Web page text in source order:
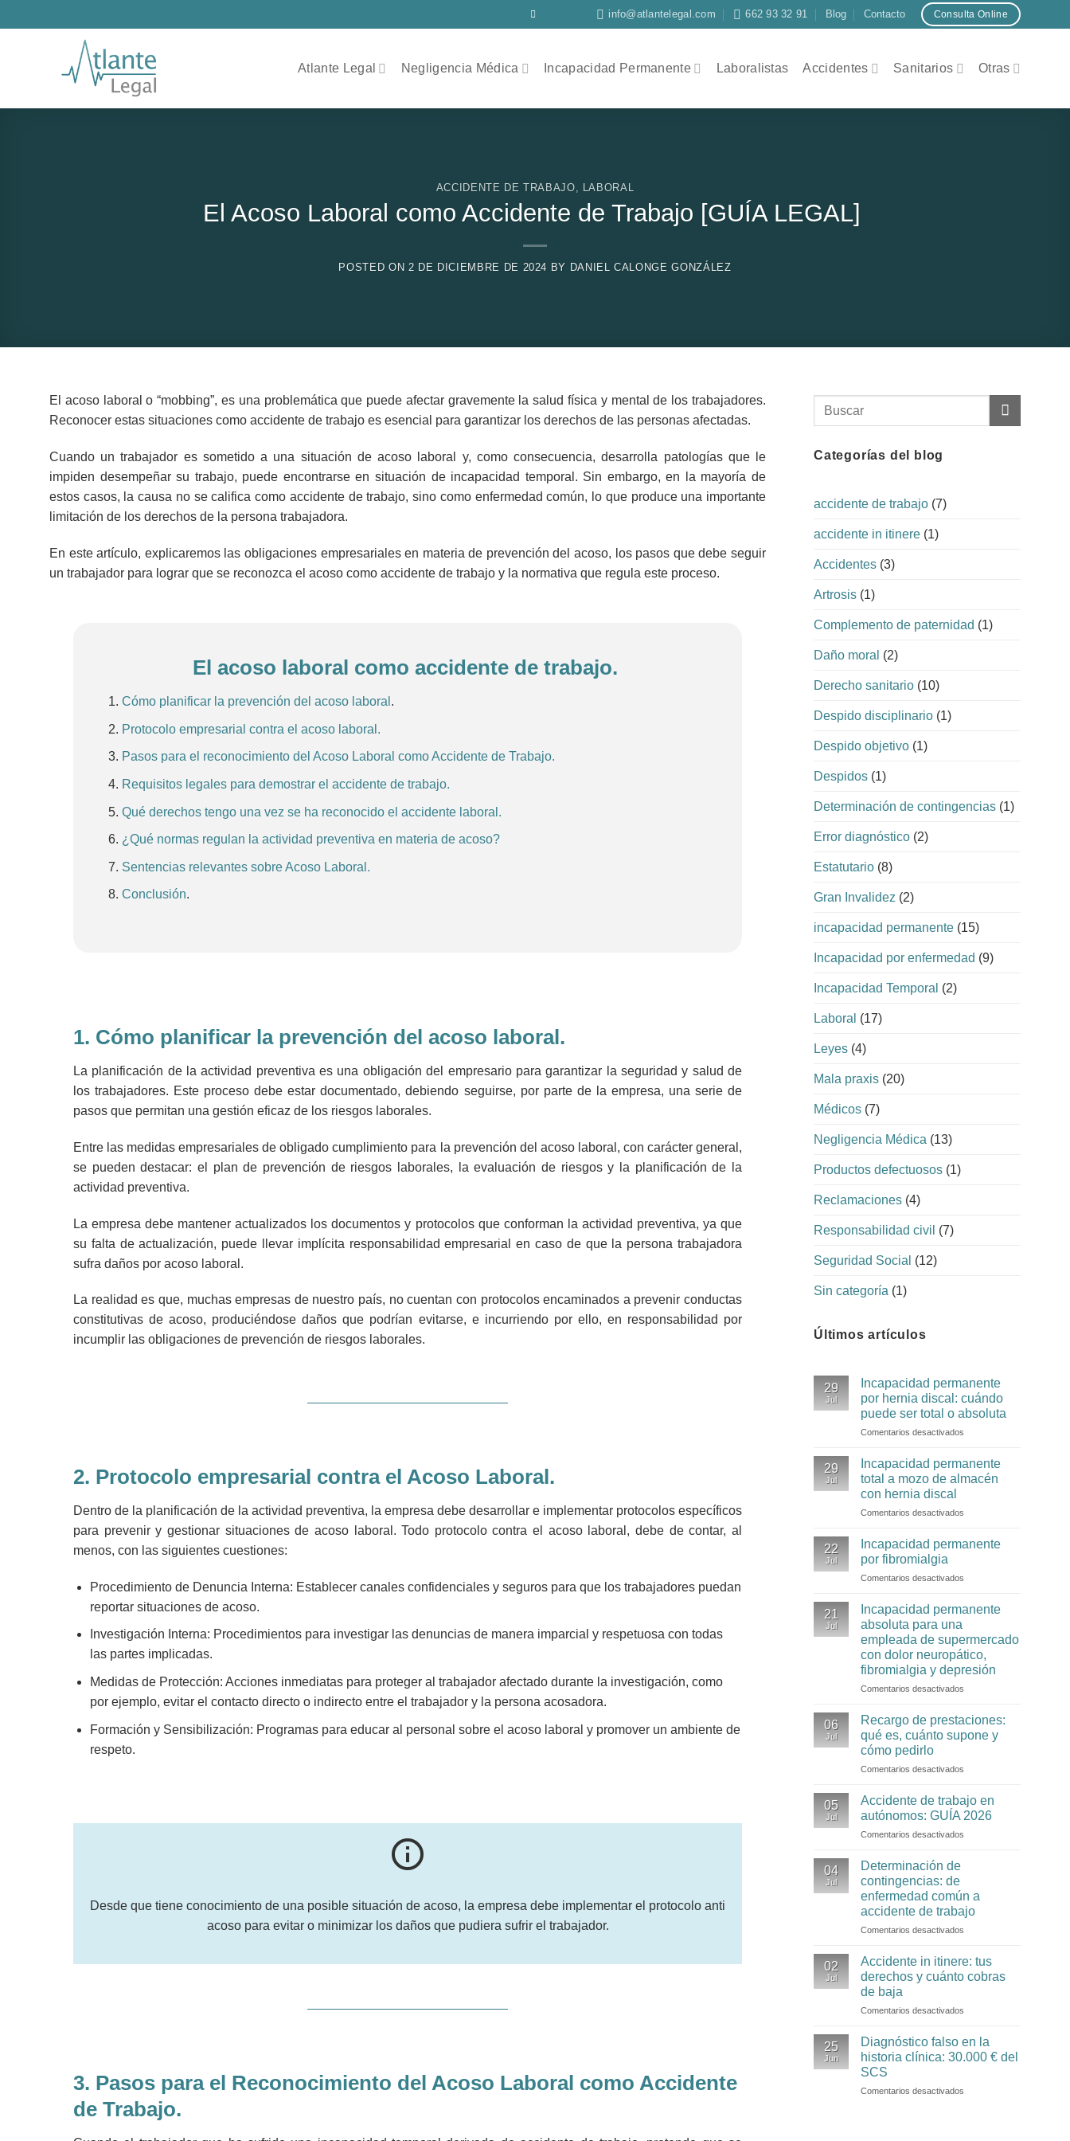
al
info@atlantelegal.com 662 93 32 91 Blog Contacto Consulta Online
Atlante Legal Negligencia Médica Incapacidad Permanente Laboralistas Accidentes Sanitarios Otras
ACCIDENTE DE TRABAJO LABORAL
El Acoso Laboral como Accidente de Trabajo [GUÍA LEGAL]
POSTED ON 2 DE DICIEMBRE DE 2024 BY DANIEL CALONGE GONZÁLEZ
El acoso laboral o “mobbing”, es una problemática que puede afectar gravemente la salud física y mental de los trabajadores.
Reconocer estas situaciones como accidente de trabajo es esencial para garantizar los derechos de las personas afectadas.
Cuando un trabajador es sometido a una situación de acoso laboral y, como consecuencia, desarrolla patologías que le
impiden desempeñar su trabajo, puede encontrarse en situación de incapacidad temporal. Sin embargo, en la mayoría de
estos casos, la causa no se califica como accidente de trabajo, sino como enfermedad común, lo que produce una importante
limitación de los derechos de la persona trabajadora.
En este artículo, explicaremos las obligaciones empresariales en materia de prevención del acoso, los pasos que debe seguir
un trabajador para lograr que se reconozca el acoso como accidente de trabajo y la normativa que regula este proceso.
El acoso laboral como accidente de trabajo.
Cómo planificar la prevención del acoso laboral .
Protocolo empresarial contra el acoso laboral.
Pasos para el reconocimiento del Acoso Laboral como Accidente de Trabajo.
Requisitos legales para demostrar el accidente de trabajo.
Qué derechos tengo una vez se ha reconocido el accidente laboral.
¿Qué normas regulan la actividad preventiva en materia de acoso?
Sentencias relevantes sobre Acoso Laboral.
Conclusión.
1. Cómo planificar la prevención del acoso laboral.
La planificación de la actividad preventiva es una obligación del empresario para garantizar la seguridad y salud de
los trabajadores. Este proceso debe estar documentado, debiendo seguirse, por parte de la empresa, una serie de
pasos que permitan una gestión eficaz de los riesgos laborales.
Entre las medidas empresariales de obligado cumplimiento para la prevención del acoso laboral, con carácter general,
se pueden destacar: el plan de prevención de riesgos laborales, la evaluación de riesgos y la planificación de la
actividad preventiva.
La empresa debe mantener actualizados los documentos y protocolos que conforman la actividad preventiva, ya que
su falta de actualización, puede llevar implícita responsabilidad empresarial en caso de que la persona trabajadora
sufra daños por acoso laboral.
La realidad es que, muchas empresas de nuestro país, no cuentan con protocolos encaminados a prevenir conductas
constitutivas de acoso, produciéndose daños que podrían evitarse, e incurriendo por ello, en responsabilidad por
incumplir las obligaciones de prevención de riesgos laborales.
2. Protocolo empresarial contra el Acoso Laboral.
Dentro de la planificación de la actividad preventiva, la empresa debe desarrollar e implementar protocolos específicos
para prevenir y gestionar situaciones de acoso laboral. Todo protocolo contra el acoso laboral, debe de contar, al
menos, con las siguientes cuestiones:
Procedimiento de Denuncia Interna: Establecer canales confidenciales y seguros para que los trabajadores puedan
reportar situaciones de acoso.
Investigación Interna: Procedimientos para investigar las denuncias de manera imparcial y respetuosa con todas
las partes implicadas.
Medidas de Protección: Acciones inmediatas para proteger al trabajador afectado durante la investigación, como
por ejemplo, evitar el contacto directo o indirecto entre el trabajador y la persona acosadora.
Formación y Sensibilización: Programas para educar al personal sobre el acoso laboral y promover un ambiente de
respeto.
info_outline
Desde que tiene conocimiento de una posible situación de acoso, la empresa debe implementar el protocolo anti
acoso para evitar o minimizar los daños que pudiera sufrir el trabajador.
3. Pasos para el Reconocimiento del Acoso Laboral como Accidente
de Trabajo.
Categorías del blog
accidente de trabajo (7)
accidente in itinere (1)
Accidentes (3)
Artrosis (1)
Complemento de paternidad (1)
Daño moral (2)
Derecho sanitario (10)
Despido disciplinario (1)
Despido objetivo (1)
Despidos (1)
Determinación de contingencias (1)
Error diagnóstico (2)
Estatutario (8)
Gran Invalidez (2)
incapacidad permanente (15)
Incapacidad por enfermedad (9)
Incapacidad Temporal (2)
Laboral (17)
Leyes (4)
Mala praxis (20)
Médicos (7)
Negligencia Médica (13)
Productos defectuosos (1)
Reclamaciones (4)
Responsabilidad civil (7)
Seguridad Social (12)
Sin categoría (1)
Últimos artículos
29
Jul
Incapacidad permanente
por hernia discal: cuándo
puede ser total o absoluta
Comentarios desactivados
permanente
hernia
ser
29
Jul
Incapacidad permanente
total a mozo de almacén
con hernia discal
Comentarios desactivados
permanente
almacén
discal
22
Jul
Incapacidad permanente
por fibromialgia
Comentarios desactivados
permanente
21
Jul
Incapacidad permanente
absoluta para una
empleada de supermercado
con dolor neuropático,
fibromialgia y depresión
Comentarios desactivados
permanente
para
supermercado
con
06
Jul
Recargo de prestaciones:
qué es, cuánto supone y
cómo pedirlo
Comentarios desactivados
de
prestaciones:
qué
pedirlo
05
Jul
Accidente de trabajo en
autónomos: GUÍA 2026
Comentarios desactivados
autónomos:
GUÍA
04
Jul
Determinación de
contingencias: de
enfermedad común a
accidente de trabajo
Comentarios desactivados
de
contingencias:
de
accidente
de
02
Jul
Accidente in itinere: tus
derechos y cuánto cobras
de baja
Comentarios desactivados
in
itinere:
tus
25
Jun
Diagnóstico falso en la
historia clínica: 30.000 € del
SCS
Comentarios desactivados